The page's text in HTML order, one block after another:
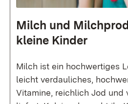
Milch und
kleine Kinder
Milch ist ein hochwertiges
leicht verdauliches,
Vitamine, reichlich Jod und